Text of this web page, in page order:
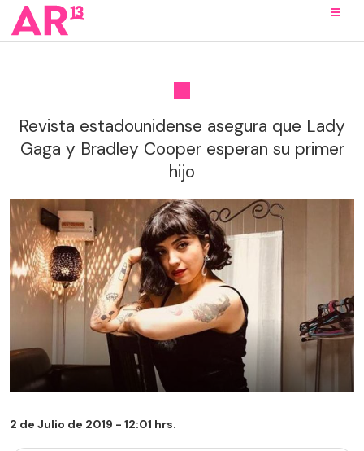
Revista estadounidense asegura que Lady
Gaga y Bradley Cooper esperan su primer
hijo
2 de Julio de 2019 - 12:01 hrs.